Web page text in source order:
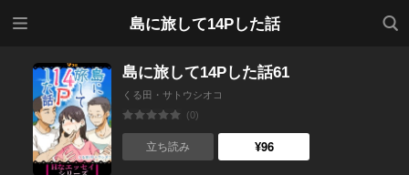
島に旅して14Pした話
検索
島に旅して14Pした話61
くる田・サトウシオコ
(0)
立ち読み ¥96